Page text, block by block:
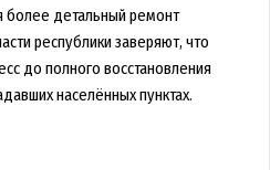
более детальный ремонт
республики заверяют, что
до полного восстановления
населённых пунктах.